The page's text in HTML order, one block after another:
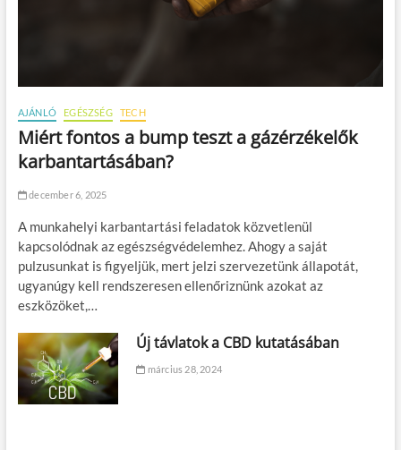
AJÁNLÓ EGÉSZSÉG TECH
Miért fontos a bump teszt a gázérzékelők
karbantartásában?
december 6, 2025
A munkahelyi karbantartási feladatok közvetlenül
kapcsolódnak az egészségvédelemhez. Ahogy a saját
pulzusunkat is figyeljük, mert jelzi szervezetünk állapotát,
ugyanúgy kell rendszeresen ellenőriznünk azokat az
eszközöket,…
Új távlatok a CBD kutatásában
március 28, 2024